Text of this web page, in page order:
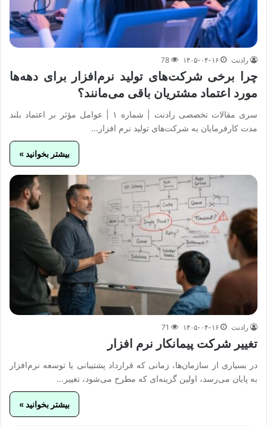
رادنت ۱۴۰۵-۰۴-۱۶ 78
چرا برخی شرکت‌های تولید نرم‌افزار برای دهه‌ها
مورد اعتماد مشتریان باقی می‌مانند؟
سری مقالات تخصصی رادنت | شماره ۱ | عوامل مؤثر بر اعتماد بلند
مدت کارفرمایان به شرکت‌های تولید نرم‌ افزار…
بیشتر بخوانید »
رادنت ۱۴۰۵-۰۴-۱۶ 71
تغییر شرکت پیمانکار نرم‌ افزار
در بسیاری از سازمان‌ها، زمانی که قرارداد پشتیبانی یا توسعه نرم‌افزار
به پایان می‌رسد، اولین گزینه‌ای که مطرح می‌شود، تغییر…
بیشتر بخوانید »